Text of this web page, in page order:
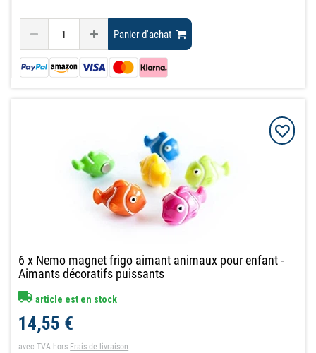
Panier d'achat
6 x Nemo magnet frigo aimant animaux pour enfant -
Aimants décoratifs puissants
article est en stock
14,55 €
avec TVA hors Frais de livraison